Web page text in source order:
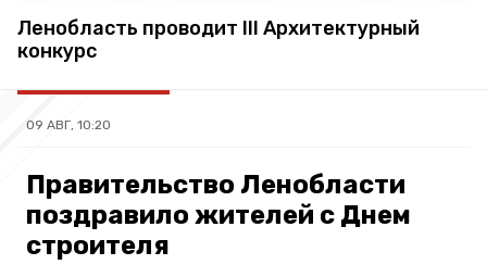
Ленобласть проводит III Архитектурный
конкурс
09 АВГ, 10:20
Правительство Ленобласти
поздравило жителей с Днем
строителя